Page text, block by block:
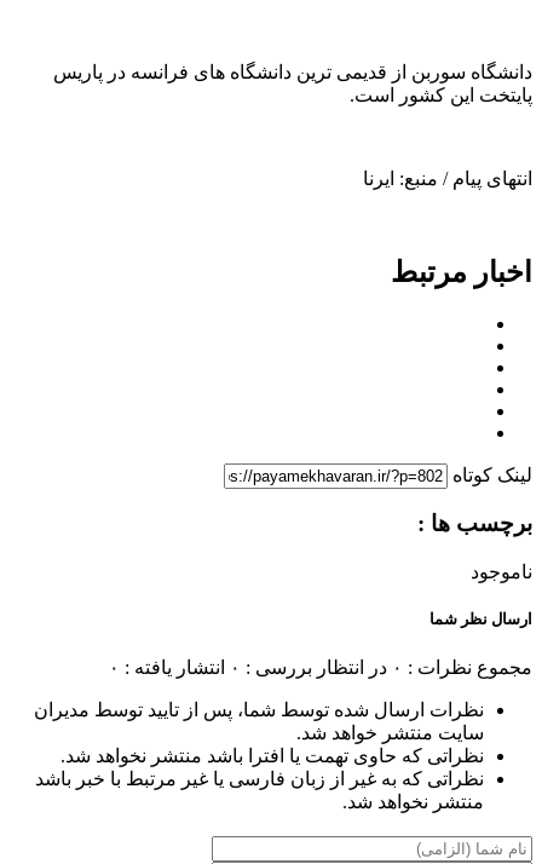
دانشگاه سوربن از قدیمی ترین دانشگاه های فرانسه در پاریس
پایتخت این کشور است.
انتهای پیام / منبع: ایرنا
اخبار مرتبط
لینک کوتاه
برچسب ها :
ناموجود
ارسال نظر شما
مجموع نظرات : ۰ در انتظار بررسی : ۰ انتشار یافته : ۰
نظرات ارسال شده توسط شما، پس از تایید توسط مدیران
سایت منتشر خواهد شد.
نظراتی که حاوی تهمت یا افترا باشد منتشر نخواهد شد.
نظراتی که به غیر از زبان فارسی یا غیر مرتبط با خبر باشد
منتشر نخواهد شد.